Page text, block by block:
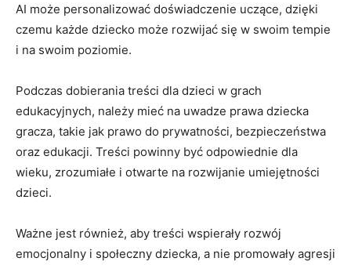
AI może personalizować doświadczenie uczące, dzięki
czemu każde dziecko może rozwijać się w swoim tempie
i⁢ na swoim poziomie.
Podczas dobierania treści⁢ dla dzieci ‌w ‍grach
edukacyjnych, ⁤należy​ mieć na​ uwadze⁤ prawa dziecka
gracza, takie⁤ jak⁢ prawo do prywatności, ⁢bezpieczeństwa
oraz⁣ edukacji. ⁢Treści powinny być ​odpowiednie dla
wieku, ⁣zrozumiałe⁢ i otwarte na rozwijanie umiejętności
dzieci.
Ważne jest ⁤również, ⁤aby​ treści ‍wspierały rozwój
⁢emocjonalny i ‍społeczny dziecka,⁣ a nie promowały agresji